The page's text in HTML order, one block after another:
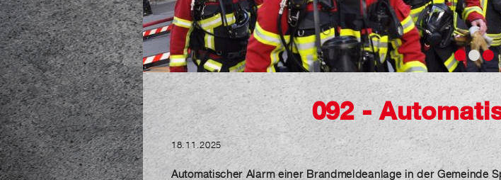
092 -
18.11.2025
Automatischer Alarm einer Brandmeldeanlage in der Gemeinde